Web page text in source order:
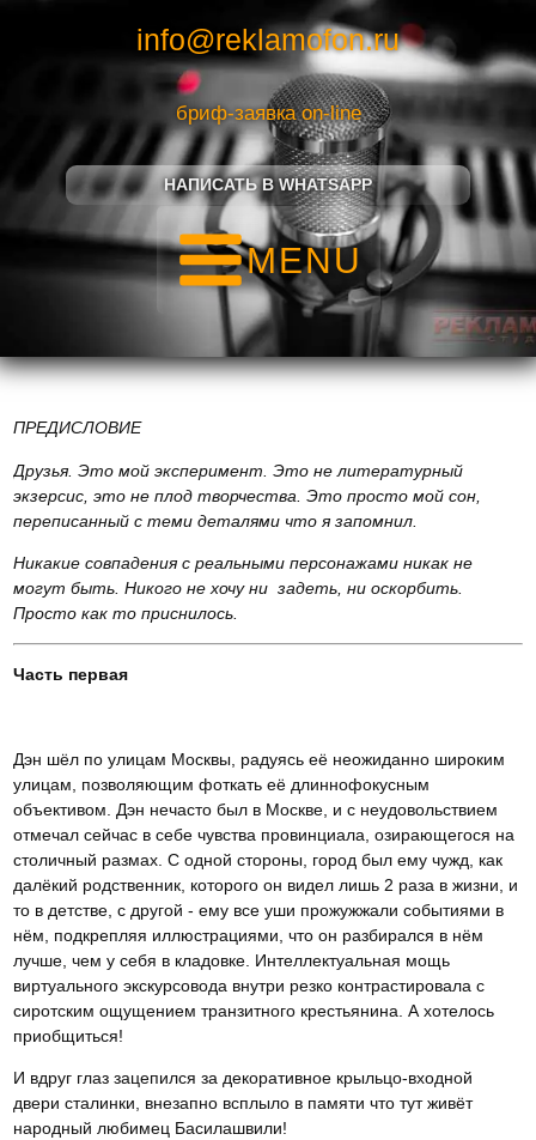
info@reklamofon.ru
бриф-заявка on-line
НАПИСАТЬ В WHATSAPP
MENU
ПРЕДИСЛОВИЕ
Друзья. Это мой эксперимент. Это не литературный
экзерсис, это не плод творчества. Это просто мой сон,
переписанный с теми деталями что я запомнил.
Никакие совпадения с реальными персонажами никак не
могут быть. Никого не хочу ни задеть, ни оскорбить.
Просто как то приснилось.
Часть первая
Дэн шёл по улицам Москвы, радуясь её неожиданно широким
улицам, позволяющим фоткать её длиннофокусным
объективом. Дэн нечасто был в Москве, и с неудовольствием
отмечал сейчас в себе чувства провинциала, озирающегося на
столичный размах. С одной стороны, город был ему чужд, как
далёкий родственник, которого он видел лишь 2 раза в жизни, и
то в детстве, с другой - ему все уши прожужжали событиями в
нём, подкрепляя иллюстрациями, что он разбирался в нём
лучше, чем у себя в кладовке. Интеллектуальная мощь
виртуального экскурсовода внутри резко контрастировала с
сиротским ощущением транзитного крестьянина. А хотелось
приобщиться!
И вдруг глаз зацепился за декоративное крыльцо-входной
двери сталинки, внезапно всплыло в памяти что тут живёт
народный любимец Басилашвили!